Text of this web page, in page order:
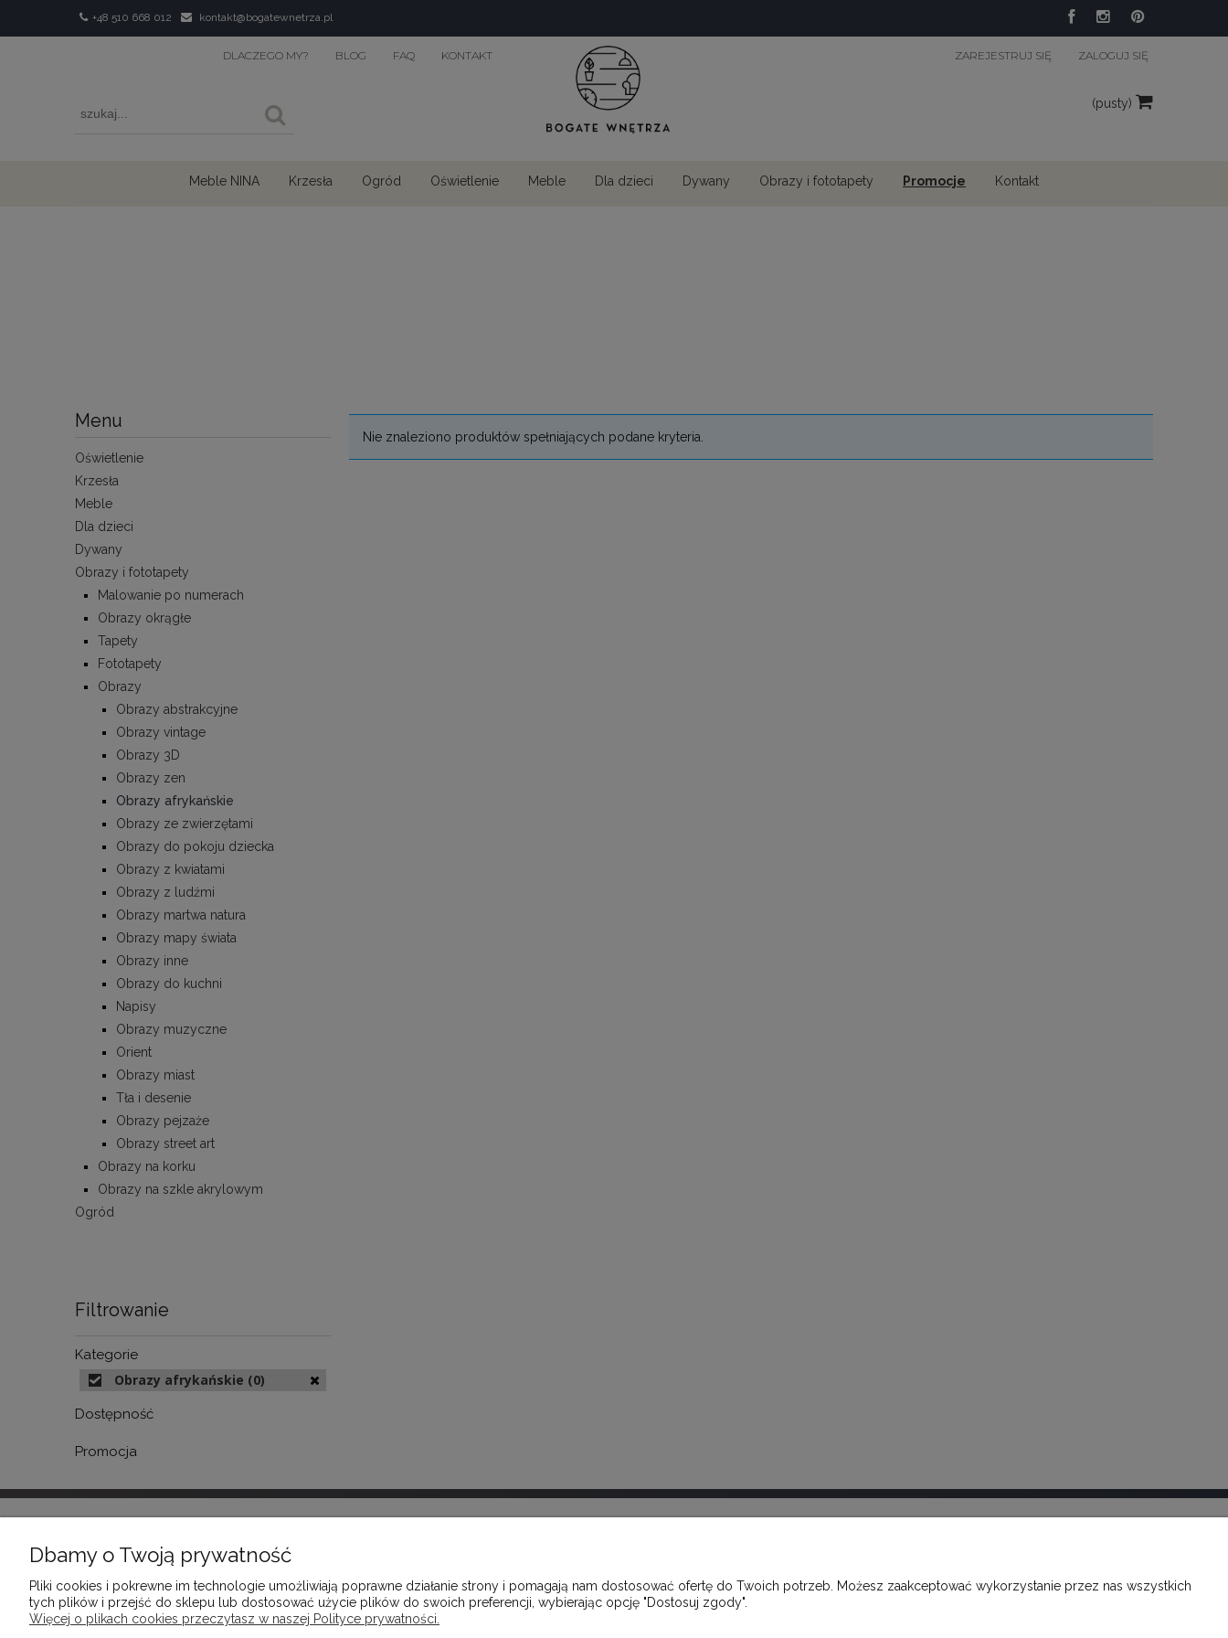
+48 510 668 012 kontakt@bogatewnetrza.pl
DLACZEGO MY? BLOG FAQ KONTAKT ZAREJESTRUJ SIĘ ZALOGUJ SIĘ
(pusty)
Meble NINA Krzesła Ogród Oświetlenie Meble Dla dzieci Dywany Obrazy i fototapety Promocje Kontakt
Menu
Oświetlenie
Krzesła
Meble
Dla dzieci
Dywany
Obrazy i fototapety
Malowanie po numerach
Obrazy okrągłe
Tapety
Fototapety
Obrazy
Obrazy abstrakcyjne
Obrazy vintage
Obrazy 3D
Obrazy zen
Obrazy afrykańskie
Obrazy ze zwierzętami
Obrazy do pokoju dziecka
Obrazy z kwiatami
Obrazy z ludźmi
Obrazy martwa natura
Obrazy mapy świata
Obrazy inne
Obrazy do kuchni
Napisy
Obrazy muzyczne
Orient
Obrazy miast
Tła i desenie
Obrazy pejzaże
Obrazy street art
Obrazy na korku
Obrazy na szkle akrylowym
Ogród
Filtrowanie
Kategorie
Obrazy afrykańskie (0)
Dostępność
Promocja
Nie znaleziono produktów spełniających podane kryteria.
REGULAMINY
POLITYKA PRYWATNOŚCI
FAQ - NAJCZĘŚCIEJ ZADAWANE PYTANIA
KOSZTY DOSTAWY
TWOJE ZAMÓWIENIA KONTAKT
Dbamy o Twoją prywatność
Pliki cookies i pokrewne im technologie umożliwiają poprawne działanie strony i pomagają nam dostosować ofertę do Twoich potrzeb. Możesz zaakceptować wykorzystanie przez nas wszystkich
tych plików i przejść do sklepu lub dostosować użycie plików do swoich preferencji, wybierając opcję "Dostosuj zgody".
Więcej o plikach cookies przeczytasz w naszej Polityce prywatności.